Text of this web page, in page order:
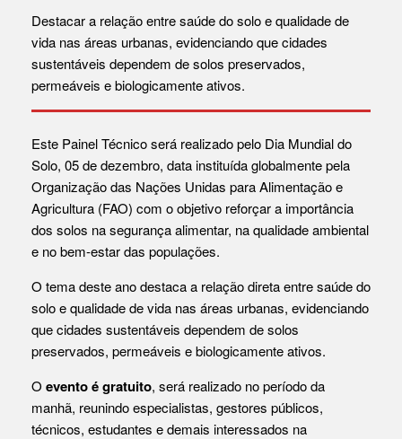
Destacar a relação entre saúde do solo e qualidade de
vida nas áreas urbanas, evidenciando que cidades
sustentáveis dependem de solos preservados,
permeáveis e biologicamente ativos.
Este Painel Técnico será realizado pelo Dia Mundial do
Solo, 05 de dezembro, data instituída globalmente pela
Organização das Nações Unidas para Alimentação e
Agricultura (FAO) com o objetivo reforçar a importância
dos solos na segurança alimentar, na qualidade ambiental
e no bem-estar das populações.
O tema deste ano destaca a relação direta entre saúde do
solo e qualidade de vida nas áreas urbanas, evidenciando
que cidades sustentáveis dependem de solos
preservados, permeáveis e biologicamente ativos.
O evento é gratuito, será realizado no período da
manhã, reunindo especialistas, gestores públicos,
técnicos, estudantes e demais interessados na